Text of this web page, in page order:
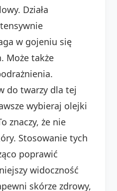
Działa
w gojeniu się
Może także
do twarzy dla tej
wybieraj olejki
znaczy, że nie
Stosowanie tych
poprawić
widoczność
skórze zdrowy,